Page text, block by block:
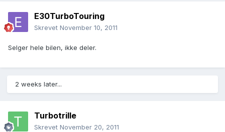
E30TurboTouring
Skrevet November 10, 2011
Selger hele bilen, ikke deler.
2 weeks later...
Turbotrille
Skrevet November 20, 2011